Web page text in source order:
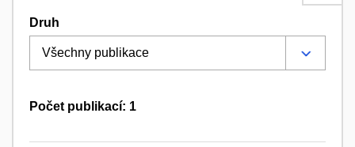
Druh
Počet publikací: 1